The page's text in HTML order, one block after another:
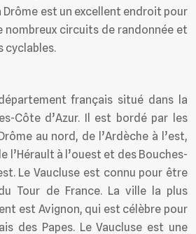
est un excellent endroit pour
nombreux circuits de randonnée et
cyclables.
français situé dans la
Côte d’Azur. Il est bordé par les
au nord, de l’Ardèche à l’est,
l’Hérault à l’ouest et des Bouches-
Le Vaucluse est connu pour être
Tour de France. La ville la plus
est Avignon, qui est célèbre pour
des Papes. Le Vaucluse est une